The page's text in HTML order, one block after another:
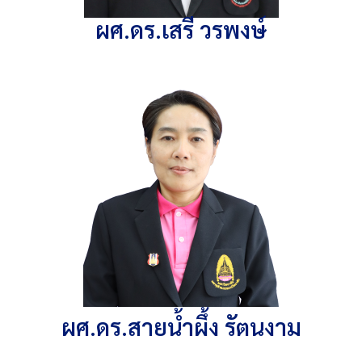
ผศ.ดร.เสรี วรพงษ์
ผศ.ดร.สายน้ำผึ้ง รัตนงาม